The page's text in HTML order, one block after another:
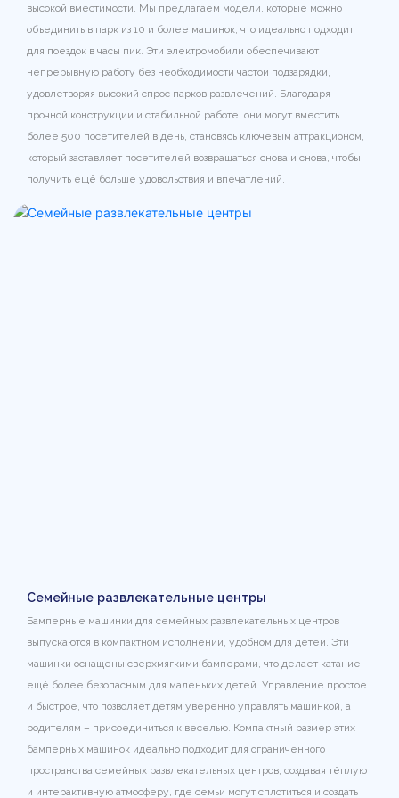
высокой вместимости. Мы предлагаем модели, которые можно
объединить в парк из 10 и более машинок, что идеально подходит
для поездок в часы пик. Эти электромобили обеспечивают
непрерывную работу без необходимости частой подзарядки,
удовлетворяя высокий спрос парков развлечений. Благодаря
прочной конструкции и стабильной работе, они могут вместить
более 500 посетителей в день, становясь ключевым аттракционом,
который заставляет посетителей возвращаться снова и снова, чтобы
получить ещё больше удовольствия и впечатлений.
Семейные развлекательные центры
Бамперные машинки для семейных развлекательных центров
выпускаются в компактном исполнении, удобном для детей. Эти
машинки оснащены сверхмягкими бамперами, что делает катание
ещё более безопасным для маленьких детей. Управление простое
и быстрое, что позволяет детям уверенно управлять машинкой, а
родителям – присоединиться к веселью. Компактный размер этих
бамперных машинок идеально подходит для ограниченного
пространства семейных развлекательных центров, создавая тёплую
и интерактивную атмосферу, где семьи могут сплотиться и создать